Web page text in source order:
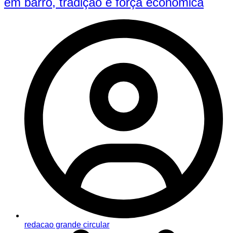
redacao grande circular